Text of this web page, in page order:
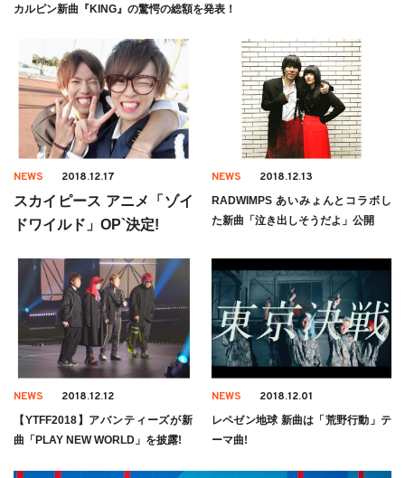
カルピン新曲『KING』の驚愕の総額を発表！
NEWS 2018.12.17
スカイピース アニメ「ゾイ
ドワイルド」OP`決定!
NEWS 2018.12.13
RADWIMPS あいみょんとコラボし
た新曲「泣き出しそうだよ」公開
NEWS 2018.12.12
【YTFF2018】アバンティーズが新
曲「PLAY NEW WORLD」を披露!
NEWS 2018.12.01
レペゼン地球 新曲は「荒野行動」テ
ーマ曲!